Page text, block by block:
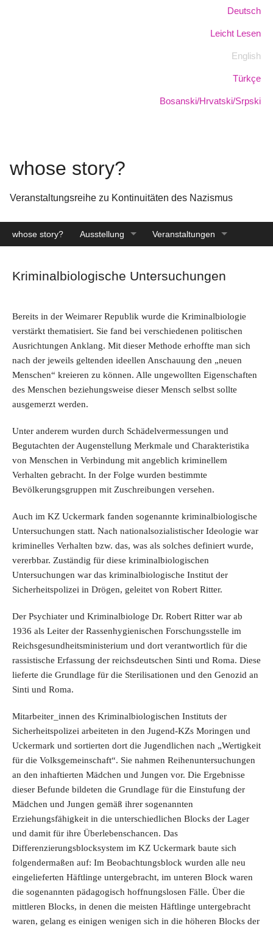
Deutsch
Leicht Lesen
English
Türkçe
Bosanski/Hrvatski/Srpski
whose story?
Veranstaltungsreihe zu Kontinuitäten des Nazismus
whose story? Ausstellung Veranstaltungen
Kriminalbiologische Untersuchungen
Bereits in der Weimarer Republik wurde die Kriminalbiologie
verstärkt thematisiert. Sie fand bei verschiedenen politischen
Ausrichtungen Anklang. Mit dieser Methode erhoffte man sich
nach der jeweils geltenden ideellen Anschauung den „neuen
Menschen“ kreieren zu können. Alle ungewollten Eigenschaften
des Menschen beziehungsweise dieser Mensch selbst sollte
ausgemerzt werden.
Unter anderem wurden durch Schädelvermessungen und
Begutachten der Augenstellung Merkmale und Charakteristika
von Menschen in Verbindung mit angeblich kriminellem
Verhalten gebracht. In der Folge wurden bestimmte
Bevölkerungsgruppen mit Zuschreibungen versehen.
Auch im KZ Uckermark fanden sogenannte kriminalbiologische
Untersuchungen statt. Nach nationalsozialistischer Ideologie war
kriminelles Verhalten bzw. das, was als solches definiert wurde,
vererbbar. Zuständig für diese kriminalbiologischen
Untersuchungen war das kriminalbiologische Institut der
Sicherheitspolizei in Drögen, geleitet von Robert Ritter.
Der Psychiater und Kriminalbiologe Dr. Robert Ritter war ab
1936 als Leiter der Rassenhygienischen Forschungsstelle im
Reichsgesundheitsministerium und dort verantwortlich für die
rassistische Erfassung der reichsdeutschen Sinti und Roma. Diese
lieferte die Grundlage für die Sterilisationen und den Genozid an
Sinti und Roma.
Mitarbeiter_innen des Kriminalbiologischen Instituts der
Sicherheitspolizei arbeiteten in den Jugend-KZs Moringen und
Uckermark und sortierten dort die Jugendlichen nach „Wertigkeit
für die Volksgemeinschaft“. Sie nahmen Reihenuntersuchungen
an den inhaftierten Mädchen und Jungen vor. Die Ergebnisse
dieser Befunde bildeten die Grundlage für die Einstufung der
Mädchen und Jungen gemäß ihrer sogenannten
Erziehungsfähigkeit in die unterschiedlichen Blocks der Lager
und damit für ihre Überlebenschancen. Das
Differenzierungsblocksystem im KZ Uckermark baute sich
folgendermaßen auf: Im Beobachtungsblock wurden alle neu
eingelieferten Häftlinge untergebracht, im unteren Block waren
die sogenannten pädagogisch hoffnungslosen Fälle. Über die
mittleren Blocks, in denen die meisten Häftlinge untergebracht
waren, gelang es einigen wenigen sich in die höheren Blocks der